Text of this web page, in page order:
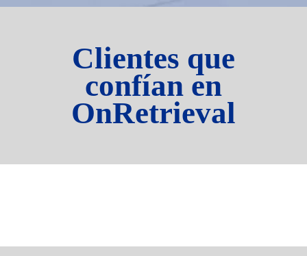
Clientes que
confían en
OnRetrieval